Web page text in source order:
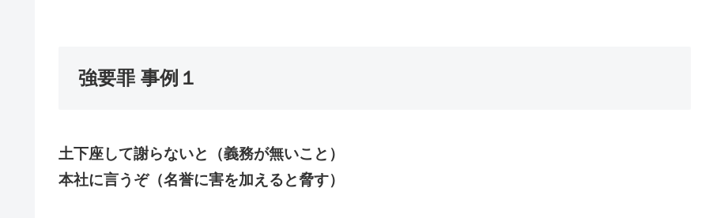
強要罪 事例１
土下座して謝らないと（義務が無いこと）
本社に言うぞ（名誉に害を加えると脅す）